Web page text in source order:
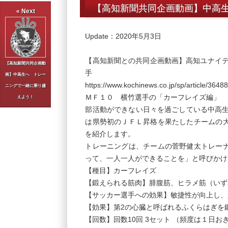
« Next
【高知新聞共同企画動
画】中高生へ トレー
ニングで一緒に乗り越
えよう！
【高知新聞共同企画動画】中
Update：2020年5月3日
【高知新聞との共同企画動画】高知ユナ
手
https://www.kochinews.co.jp/sp/article/
ＭＦ１０ 横竹選手の「カーフレイズ編」
部活動ができない日々を過ごしている中高
は県勢初のＪＦＬ昇格を果たしたチームの
を紹介します。
トレーニングは、チームの菅野健太トレ
って、一人一人ができることを」と呼びか
【種目】カーフレイズ
【鍛えられる筋肉】腓腹筋、ヒラメ筋（い
【サッカー選手への効果】敏捷性が向上し
【効果】第2の心臓と呼ばれるふくらはぎ
【回数】回数10回 3セット （頻度は１日お